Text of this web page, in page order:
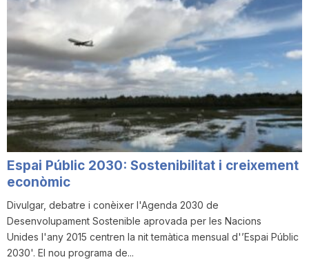
e
a
r
Espai Públic 2030: Sostenibilitat i creixement
econòmic
Divulgar, debatre i conèixer l'Agenda 2030 de
Desenvolupament Sostenible aprovada per les Nacions
Unides l'any 2015 centren la nit temàtica mensual d'’Espai Públic
2030'. El nou programa de...